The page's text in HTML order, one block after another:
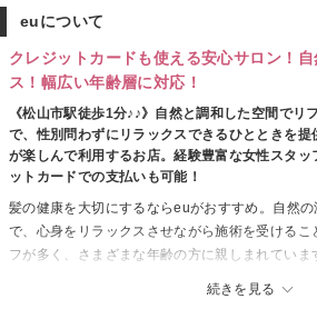
euについて
クレジットカードも使える安心サロン！
ス！幅広い年齢層に対応！
《松山市駅徒歩1分♪♪》自然と調和した空間でリ
で、性別問わずにリラックスできるひとときを
が楽しんで利用するお店。経験豊富な女性スタ
ットカードでの支払いも可能！
続きを見る
髪の健康を大切にするならeuがおすすめ。自然
で、心身をリラックスさせながら施術を受けるこ
フが多く、さまざまな年齢の方に親しまれてい